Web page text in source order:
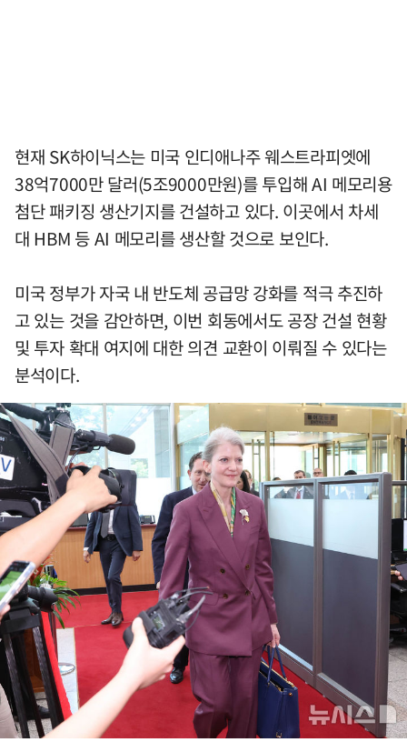
현재 SK하이닉스는 미국 인디애나주 웨스트라피엣에
38억7000만 달러(5조9000만원)를 투입해 AI 메모리용
첨단 패키징 생산기지를 건설하고 있다. 이곳에서 차세
대 HBM 등 AI 메모리를 생산할 것으로 보인다.
미국 정부가 자국 내 반도체 공급망 강화를 적극 추진하
고 있는 것을 감안하면, 이번 회동에서도 공장 건설 현황
및 투자 확대 여지에 대한 의견 교환이 이뤄질 수 있다는
분석이다.